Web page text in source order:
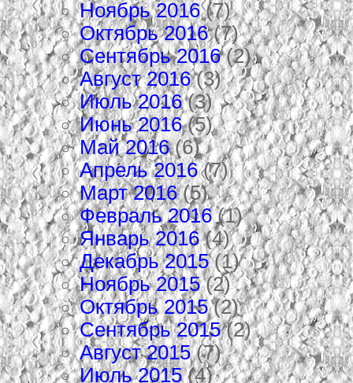
Ноябрь 2016(7)
Октябрь 2016(7)
Сентябрь 2016(2)
Август 2016(3)
Июль 2016(3)
Июнь 2016(5)
Май 2016(6)
Апрель 2016(7)
Март 2016(5)
Февраль 2016(1)
Январь 2016(4)
Декабрь 2015(1)
Ноябрь 2015(2)
Октябрь 2015(2)
Сентябрь 2015(2)
Август 2015(7)
Июль 2015(4)